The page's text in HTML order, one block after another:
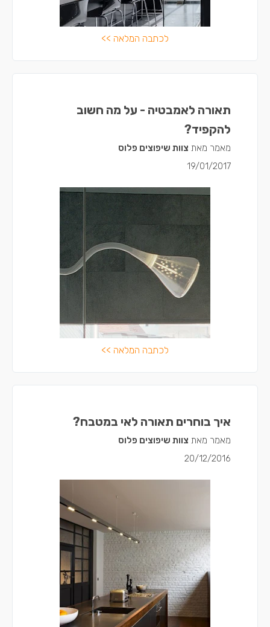
לכתבה המלאה >>
תאורה לאמבטיה - על מה חשוב
להקפיד?
מאמר מאת צוות שיפוצים פלוס
19/01/2017
לכתבה המלאה >>
איך בוחרים תאורה לאי במטבח?
מאמר מאת צוות שיפוצים פלוס
20/12/2016